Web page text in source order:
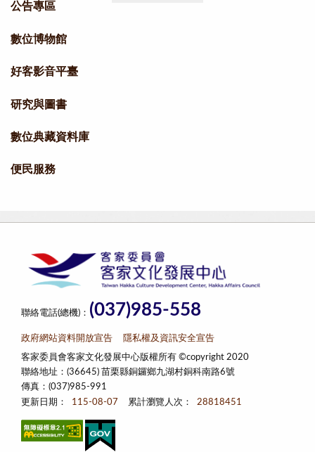
公告專區
數位博物館
好客影音平臺
研究與圖書
數位典藏資料庫
便民服務
聯絡電話(總機)： (037)985-558
政府網站資料開放宣告 隱私權及資訊安全宣告
客家委員會客家文化發展中心版權所有 ©copyright 2020
聯絡地址：(36645) 苗栗縣銅鑼鄉九湖村銅科南路6號
傳真：(037)985-991
更新日期：
115-08-07 累計瀏覽人次： 28818451